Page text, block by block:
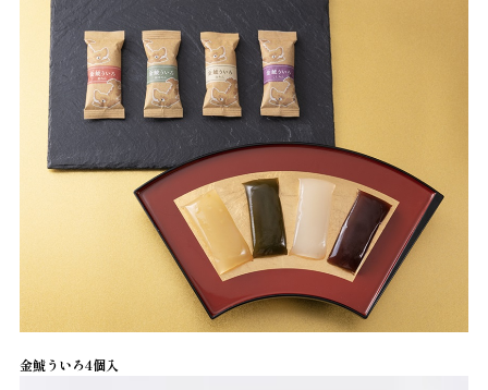
金鯱ういろ4個入